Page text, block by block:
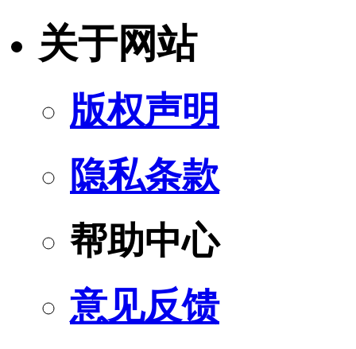
关于网站
版权声明
隐私条款
帮助中心
意见反馈